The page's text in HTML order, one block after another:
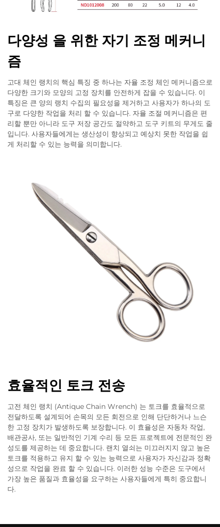
다양성 을 위한 자기 조정 메커니
즘
고대 체인 랭치의 핵심 특징 중 하나는 자율 조정 체인 메커니즘으로
다양한 크기와 모양의 고정 장치를 안전하게 잡을 수 있습니다. 이
특징은 큰 양의 랭치 수집의 필요성을 제거하고 사용자가 하나의 도
구로 다양한 작업을 처리 할 수 있습니다. 자율 조절 메커니즘은 편
리할 뿐만 아니라 도구 저장 공간도 절약하고 도구 키트의 무게도 줄
입니다. 사용자들에게는 생산성이 향상되고 예상치 못한 작업을 쉽
게 처리할 수 있는 능력을 의미합니다.
효율적인 토크 전송
고전 체인 랭치 (Antique Chain Wrench) 는 토크를 효율적으로
전달하도록 설계되어 손목의 모든 회전으로 인해 단단하거나 느슨
한 고정 장치가 발생하도록 보장합니다. 이 효율성은 자동차 작업,
배관공사, 또는 일반적인 기계 수리 등 모든 프로젝트에 전문적인 완
성도를 제공하는 데 중요합니다. 랜치 열쇠는 미끄러지지 않고 높은
토크를 적용하고 유지 할 수 있는 능력으로 사용자가 자신감과 정확
성으로 작업을 완료 할 수 있습니다. 이러한 성능 수준은 도구에서
가장 높은 품질과 효율성을 요구하는 사용자들에게 특히 중요합니
다.